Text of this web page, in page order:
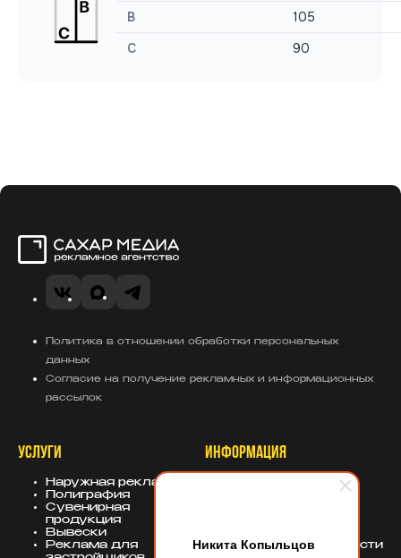
Никита Копыльцов
B
105
C
90
VK MAXTelegram
Политика в отношении обработки персональных
данных
Согласие на получение рекламных и информационных
рассылок
УСЛУГИ
Наружная реклама
Полиграфия
Сувенирная
продукция
Вывески
Реклама для
ИНФОРМАЦИЯ
конфиденциальности